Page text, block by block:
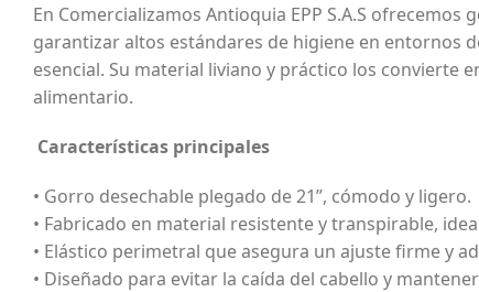
En Comercializamos Antioquia EPP S.A.S ofrecemos
garantizar altos estándares de higiene en entornos
esencial. Su material liviano y práctico los convierte
alimentario.
Características principales
• Gorro desechable plegado de 21”, cómodo y ligero.
• Fabricado en material resistente y transpirable,
• Elástico perimetral que asegura un ajuste firme y
• Diseñado para evitar la caída del cabello y